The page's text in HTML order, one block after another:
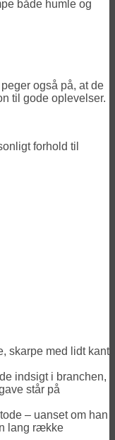
både humle og
også på, at de
til gode oplevelser.
forhold til
skarpe med lidt kant
indsigt i branchen,
står på
– uanset om han
lang række